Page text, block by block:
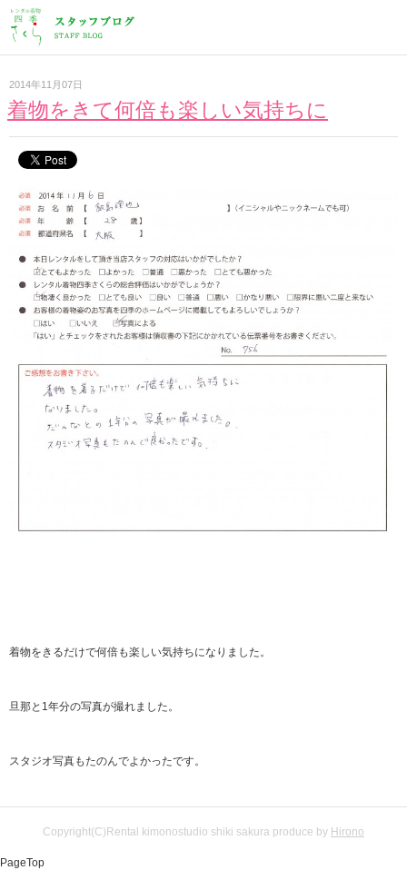
2014年11月07日
着物をきて何倍も楽しい気持ちに
着物をきるだけで何倍も楽しい気持ちになりました。
旦那と1年分の写真が撮れました。
スタジオ写真もたのんでよかったです。
Copyright(C)Rental kimonostudio shiki sakura produce by Hirono
PageTop